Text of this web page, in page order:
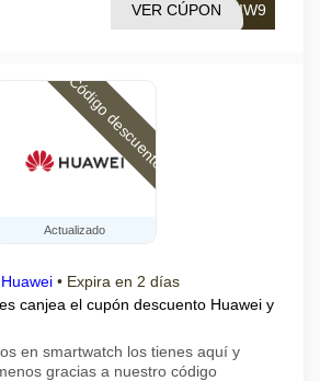
HIW9
VER CÚPON
Actualizado
Código descuento
• Expira en 2 días
canjea el cupón descuento Huawei y
en smartwatch los tienes aquí y
gracias a nuestro código